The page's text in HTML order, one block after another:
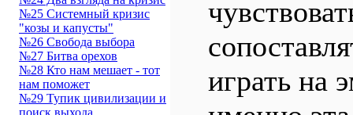
№25 Системный кризис
"козы и капусты"
№26 Свобода выбора
№27 Битва орехов
№28 Кто нам мешает - тот
нам поможет
№29 Тупик цивилизации и
поиск выхода
играть на